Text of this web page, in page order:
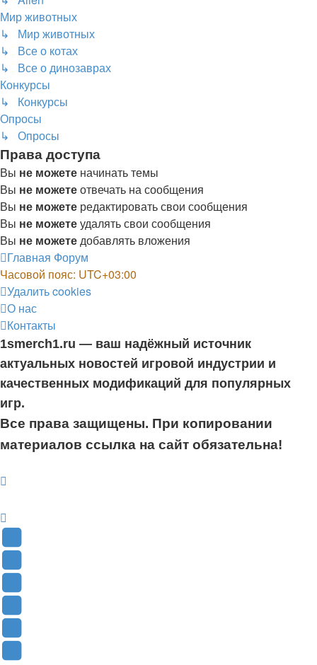
Мир животных
↳ Мир животных
↳ Все о котах
↳ Все о динозаврах
Конкурсы
↳ Конкурсы
Опросы
↳ Опросы
Права доступа
Вы не можете начинать темы
Вы не можетеотвечать на сообщения
Вы не можете редактировать свои сообщения
Вы не можетеудалять свои сообщения
Вы не можетедобавлять вложения
Главная Форум
Часовой пояс: UTC+03:00
Удалить cookies
О нас
Контакты
1smerch1.ru — ваш надёжный источник
актуальных новостей игровой индустрии и
качественных модификаций для популярных
игр.
Все права защищены. При копировании
материалов ссылка на сайт обязательна!